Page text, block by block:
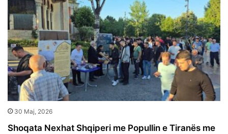
30 Maj, 2026
Shoqata Nexhat Shqiperi me Popullin e Tiranës me